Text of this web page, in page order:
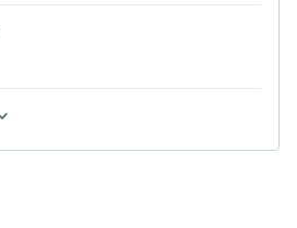
いごと　◇
って必ず効果があると保証はあり
し込みをお願いします
があります
らのクレームや返金の応対はでき